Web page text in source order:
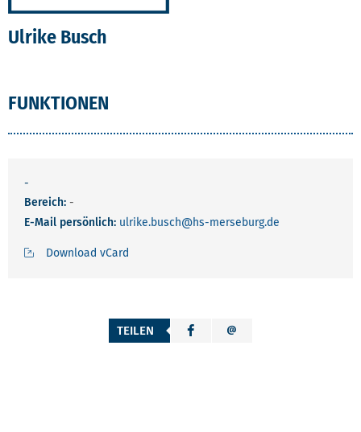
Ulrike Busch
FUNKTIONEN
-
Bereich: -
E-Mail persönlich: ulrike.busch@hs-merseburg.de
Download vCard
TEILEN